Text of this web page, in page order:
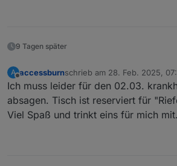
9 Tagen später
A accessburnschrieb am 28. Feb. 2025,
zuletzt editiert von
Ich muss leider für den 02.03.
absagen. Tisch ist reserviert für
Viel Spaß und trinkt eins für mich mit.